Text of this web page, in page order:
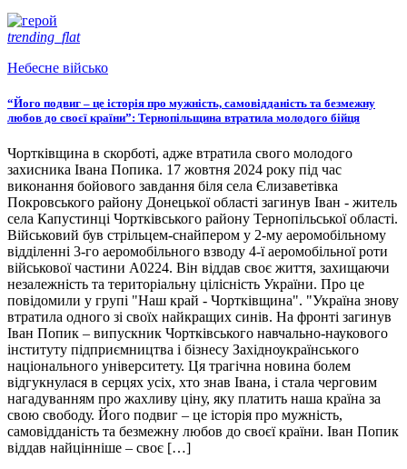
trending_flat
Небесне військо
“Його подвиг – це історія про мужність, самовідданість та безмежну
любов до своєї країни”: Тернопільщина втратила молодого бійця
Чортківщина в скорботі, адже втратила свого молодого
захисника Івана Попика. 17 жовтня 2024 року під час
виконання бойового завдання біля села Єлизаветівка
Покровського району Донецької області загинув Іван - житель
села Капустинці Чортківського району Тернопільської області.
Військовий був стрільцем-снайпером у 2-му аеромобільному
відділенні 3-го аеромобільного взводу 4-ї аеромобільної роти
військової частини А0224. Він віддав своє життя, захищаючи
незалежність та територіальну цілісність України. Про це
повідомили у групі "Наш край - Чортківщина". "Україна знову
втратила одного зі своїх найкращих синів. На фронті загинув
Іван Попик – випускник Чортківського навчально-наукового
інституту підприємництва і бізнесу Західноукраїнського
національного університету. Ця трагічна новина болем
відгукнулася в серцях усіх, хто знав Івана, і стала черговим
нагадуванням про жахливу ціну, яку платить наша країна за
свою свободу. Його подвиг – це історія про мужність,
самовідданість та безмежну любов до своєї країни. Іван Попик
віддав найцінніше – своє […]